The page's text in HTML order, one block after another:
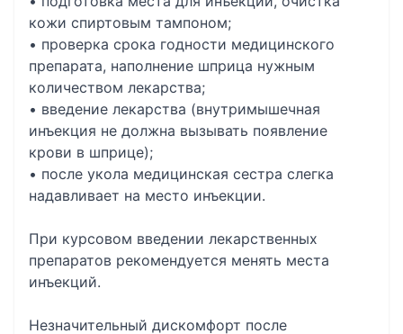
кожи спиртовым тампоном;
• проверка срока годности медицинского
препарата, наполнение шприца нужным
количеством лекарства;
• введение лекарства (внутримышечная
инъекция не должна вызывать появление
крови в шприце);
• после укола медицинская сестра слегка
надавливает на место инъекции.
При курсовом введении лекарственных
препаратов рекомендуется менять места
инъекций.
Незначительный дискомфорт после